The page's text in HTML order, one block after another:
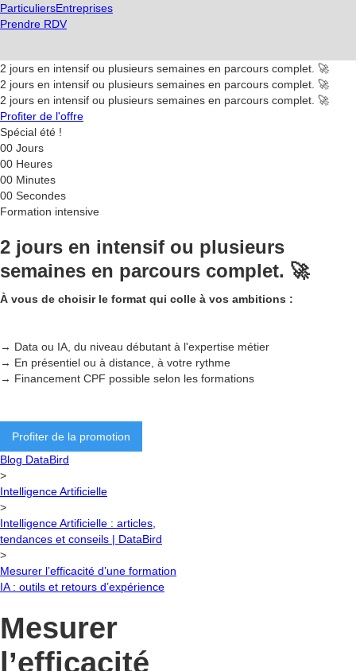
ParticuliersEntreprises
Prendre RDV
2 jours en intensif ou plusieurs semaines en parcours complet. 🚀
2 jours en intensif ou plusieurs semaines en parcours complet. 🚀
2 jours en intensif ou plusieurs semaines en parcours complet. 🚀
Profiter de l'offre
Spécial été !
00 Jours
00 Heures
00 Minutes
00 Secondes
Formation intensive
2 jours en intensif ou plusieurs
semaines en parcours complet. 🚀
À vous de choisir le format qui colle à vos ambitions :
→ Data ou IA, du niveau débutant à l'expertise métier
→ En présentiel ou à distance, à votre rythme
→ Financement CPF possible selon les formations
Profiter de la promotion
Blog DataBird
>
Intelligence Artificielle
>
Intelligence Artificielle : articles,
tendances et conseils | DataBird
>
Mesurer l’efficacité d’une formation
IA : outils et retours d’expérience
Mesurer
l’efficacité